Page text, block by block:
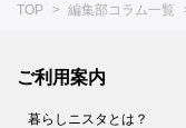
TOP 編集部コラム一覧
ご利用案内
暮らしニスタとは？